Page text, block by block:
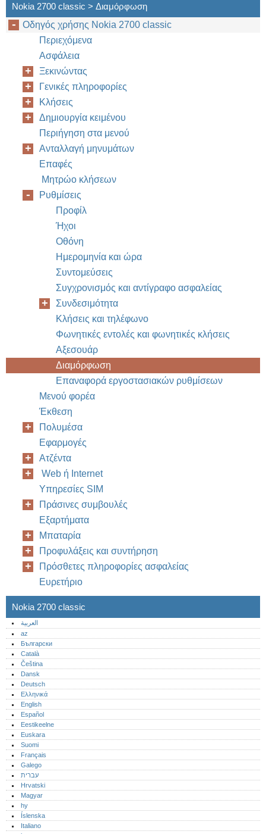
Nokia 2700 classic > Διαμόρφωση
Οδηγός χρήσης Nokia 2700 classic
Περιεχόμενα
Ασφάλεια
Ξεκινώντας
Γενικές πληροφορίες
Κλήσεις
Δημιουργία κειμένου
Περιήγηση στα μενού
Ανταλλαγή μηνυμάτων
Επαφές
Μητρώο κλήσεων
Ρυθμίσεις
Προφίλ
Ήχοι
Οθόνη
Ημερομηνία και ώρα
Συντομεύσεις
Συγχρονισμός και αντίγραφο ασφαλείας
Συνδεσιμότητα
Κλήσεις και τηλέφωνο
Φωνητικές εντολές και φωνητικές κλήσεις
Αξεσουάρ
Διαμόρφωση
Επαναφορά εργοστασιακών ρυθμίσεων
Μενού φορέα
Έκθεση
Πολυμέσα
Εφαρμογές
Ατζέντα
Web ή Internet
Υπηρεσίες SIM
Πράσινες συμβουλές
Εξαρτήματα
Μπαταρία
Προφυλάξεις και συντήρηση
Πρόσθετες πληροφορίες ασφαλείας
Ευρετήριο
Nokia 2700 classic
العربية
az
Български
Català
Čeština
Dansk
Deutsch
Ελληνικά
English
Español
Eestikeelne
Euskara
Suomi
Français
Galego
עברית
Hrvatski
Magyar
hy
Íslenska
Italiano